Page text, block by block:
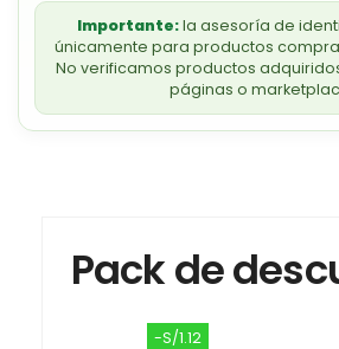
Importante:la asesoría de
únicamente para productos
No verificamos productos
páginas o
Pack de
-S/1.12